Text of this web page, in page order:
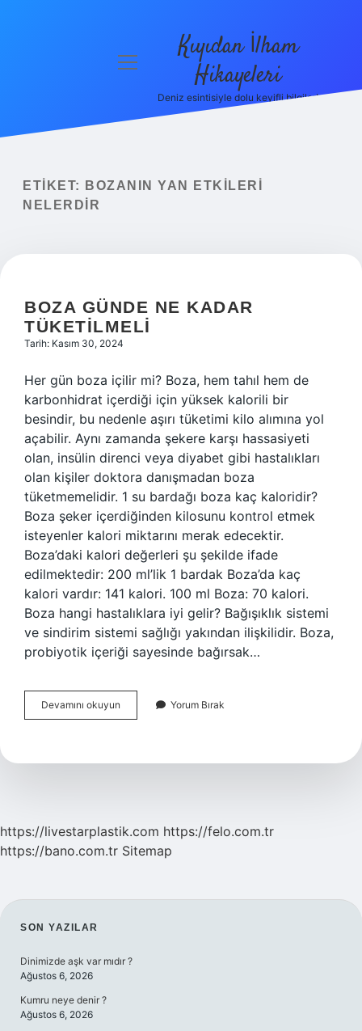
Yasal Uyarı
menüyü
Kıyıdan İlham
Hikayeleri
Deniz esintisiyle dolu keyifli bilgiler!
ETIKET:
BOZANIN YAN ETKILERI
NELERDIR
BOZA GÜNDE NE KADAR
TÜKETILMELI
Tarih: Kasım 30, 2024
Her gün boza içilir mi? Boza, hem tahıl hem de
karbonhidrat içerdiği için yüksek kalorili bir
besindir, bu nedenle aşırı tüketimi kilo alımına yol
açabilir. Aynı zamanda şekere karşı hassasiyeti
olan, insülin direnci veya diyabet gibi hastalıkları
olan kişiler doktora danışmadan boza
tüketmemelidir. 1 su bardağı boza kaç kaloridir?
Boza şeker içerdiğinden kilosunu kontrol etmek
isteyenler kalori miktarını merak edecektir.
Boza’daki kalori değerleri şu şekilde ifade
edilmektedir: 200 ml’lik 1 bardak Boza’da kaç
kalori vardır: 141 kalori. 100 ml Boza: 70 kalori.
Boza hangi hastalıklara iyi gelir? Bağışıklık sistemi
ve sindirim sistemi sağlığı yakından ilişkilidir. Boza,
probiyotik içeriği sayesinde bağırsak…
Devamını okuyun
Günde
Tüketilmeli
Yorum Bırak
https://livestarplastik.com https://felo.com.tr
https://bano.com.tr Sitemap
SIDEBAR
SON YAZILAR
Dinimizde aşk var mıdır ?
Ağustos 6, 2026
Kumru neye denir ?
Ağustos 6, 2026